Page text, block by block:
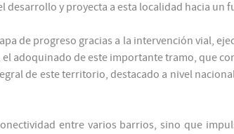
y proyecta a esta localidad hacia
de progreso gracias a la intervención vial,
adoquinado de este importante tramo, que
de este territorio, destacado a nivel
entre varios barrios, sino que